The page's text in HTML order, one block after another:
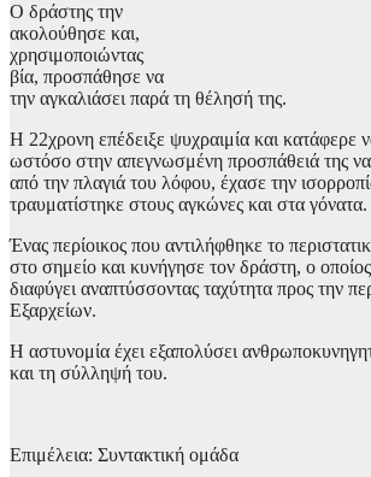
Ο δράστης την
ακολούθησε και,
χρησιμοποιώντας
βία, προσπάθησε να
την αγκαλιάσει παρά τη θέλησή της.
Η 22χρονη επέδειξε ψυχραιμία και κατάφερε
ωστόσο στην απεγνωσμένη προσπάθειά της να
από την πλαγιά του λόφου, έχασε την
τραυματίστηκε στους αγκώνες και στα γόνατα.
Ένας περίοικος που αντιλήφθηκε το
στο σημείο και κυνήγησε τον δράστη, ο
διαφύγει αναπτύσσοντας ταχύτητα προς την
Εξαρχείων.
Η αστυνομία έχει εξαπολύσει
και τη σύλληψή του.
Επιμέλεια: Συντακτική ομάδα